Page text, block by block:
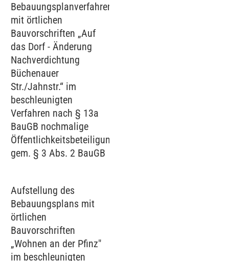
Bebauungsplanverfahren
mit örtlichen
Bauvorschriften „Auf
das Dorf - Änderung
Nachverdichtung
Büchenauer
Str./Jahnstr.“ im
beschleunigten
Verfahren nach § 13a
BauGB nochmalige
Öffentlichkeitsbeteiligung
gem. § 3 Abs. 2 BauGB
Aufstellung des
Bebauungsplans mit
örtlichen
Bauvorschriften
„Wohnen an der Pfinz"
im beschleunigten